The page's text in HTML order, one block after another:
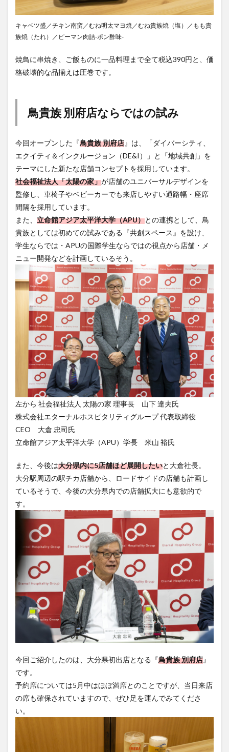
キャベツ盛／チキン南蛮／むね明太マヨ焼／むね貴族焼（塩）／もも貴
族焼（たれ）／ピーマン肉詰-ポン酢味-
焼鳥に串焼き、ご飯ものに一品料理まで全て税込390円と、価
格破壊的な品揃えは圧巻です。
鳥貴族 別府店ならではの試み
今回オープンした『鳥貴族 別府店』は、「ダイバーシティ、
エクイティ＆インクルージョン（DE&I）」と「地域共創」を
テーマにした新たな店舗コンセプトを採用しています。
社会福祉法人「太陽の家」が店舗のユニバーサルデザインを
監修し、車椅子やベビーカーでも来店しやすい通路幅・座席
間隔を採用しています。
また、 立命館アジア太平洋大学（APU）との連携として、鳥
貴族としては初めての試みである『共創スペース』を設け、
学生ならでは・APUの国際学生ならではの視点から店舗・メ
ニュー開発などを計画しているそう。
左から 社会福祉法人 太陽の家 理事長 山下 達夫氏
株式会社エターナルホスピタリティグループ 代表取締役
CEO 大倉 忠司氏
立命館アジア太平洋大学（APU）学長 米山 裕氏
また、今後は大分県内に5店舗ほど展開したいと大倉社長。
大分駅周辺の駅チカ店舗から、ロードサイドの店舗も計画し
ているそうで、今後の大分県内での店舗拡大にも意欲的で
す。
今回ご紹介したのは、大分県初出店となる『鳥貴族 別府店』
です。
予約席については5月中はほぼ満席とのことですが、当日来店
の席も確保されていますので、ぜひ足を運んでみてくださ
い。